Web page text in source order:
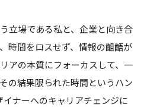
立場である私と、企業と向き合
時間をロスせず、情報の齟齬が
アの本質にフォーカスして、一
の結果限られた時間というハン
ナーへのキャリアチェンジに